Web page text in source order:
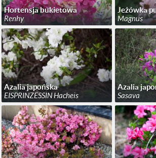
Hortensja bukietowa
Renhy
Jeżówka
Magnus
Azalia japońska
EISPRINZESSIN Hacheis
Azalia
Sasava